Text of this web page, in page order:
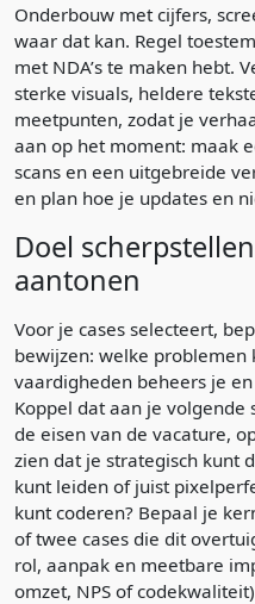
Onderbouw met cijfers,
waar dat kan. Regel
met NDA’s te maken hebt.
sterke visuals, heldere
meetpunten, zodat je
aan op het moment: maak
scans en een uitgebreide
en plan hoe je updates en
Doel
aantonen
Voor je cases selecteert,
bewijzen: welke problemen
vaardigheden beheers je
Koppel dat aan je volgende
de eisen van de vacature,
zien dat je strategisch kunt
kunt leiden of juist
kunt coderen? Bepaal je
of twee cases die dit
rol, aanpak en meetbare
omzet, NPS of